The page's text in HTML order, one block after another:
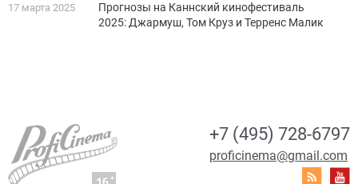
17 марта 2025
Прогнозы на Каннский кинофестиваль
2025: Джармуш, Том Круз и Терренс Малик
+7 (495) 728-6797
proficinema@gmail.com